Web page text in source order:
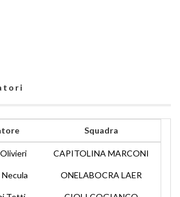
Squadra
CAPITOLINA MARCONI
ONELABOCRA LAER